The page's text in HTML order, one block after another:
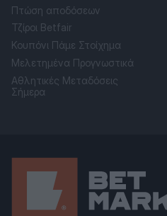
Πτώση αποδόσεων
Τζίροι Betfair
Κουπόνι Πάμε Στοίχημα
Μελετημένα Προγνωστικά
Αθλητικές Μεταδόσεις
Σήμερα